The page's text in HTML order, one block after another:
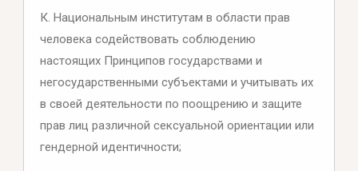
К. Национальным институтам в области прав
человека содействовать соблюдению
настоящих Принципов государствами и
негосударственными субъектами и учитывать их
в своей деятельности по поощрению и защите
прав лиц различной сексуальной ориентации или
гендерной идентичности;